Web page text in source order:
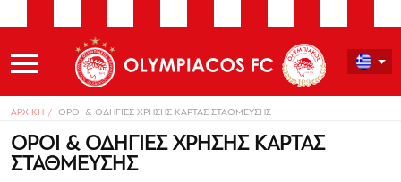
ΑΡΧΙΚΗ ΟΡΟΙ & ΟΔΗΓΙΕΣ ΧΡΗΣΗΣ ΚΑΡΤΑΣ ΣΤΑΘΜΕΥΣΗΣ
ΟΡΟΙ & ΟΔΗΓΙΕΣ ΧΡΗΣΗΣ ΚΑΡΤΑΣ
ΣΤΑΘΜΕΥΣΗΣ